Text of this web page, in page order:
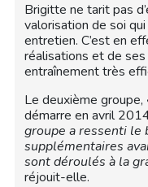
Brigitte ne tarit pas
valorisation de soi
entretien. C’est en
réalisations et de ses
entraînement très
Le deuxième groupe,
démarre en avril
groupe a ressenti le
supplémentaires
sont déroulés à la
réjouit-elle.